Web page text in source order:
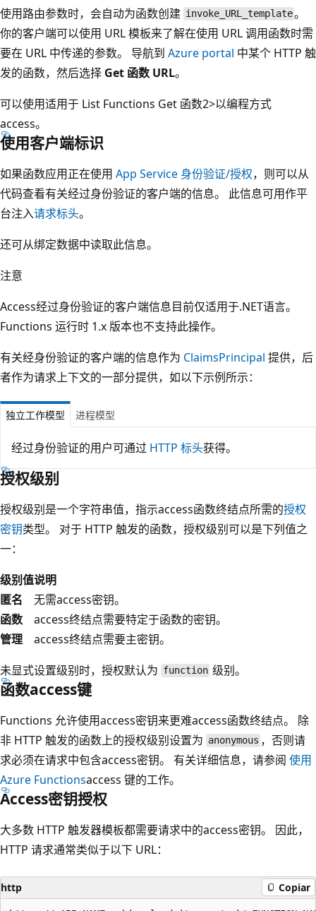
使用路由参数时，会自动为函数创建 invoke_URL_template。
你的客户端可以使用 URL 模板来了解在使用 URL 调用函数时需
要在 URL 中传递的参数。 导航到 Azure portal 中某个 HTTP 触
发的函数，然后选择 Get 函数 URL。
可以使用适用于 List Functions Get 函数2>以编程方式
access。
使用客户端标识
如果函数应用正在使用 App Service 身份验证/授权，则可以从
代码查看有关经过身份验证的客户端的信息。 此信息可用作平
台注入请求标头。
还可从绑定数据中读取此信息。
注意
Access经过身份验证的客户端信息目前仅适用于.NET语言。
Functions 运行时 1.x 版本也不支持此操作。
有关经身份验证的客户端的信息作为 ClaimsPrincipal 提供，后
者作为请求上下文的一部分提供，如以下示例所示：
独立工作模型 进程模型
经过身份验证的用户可通过 HTTP 标头获得。
授权级别
授权级别是一个字符串值，指示access函数终结点所需的授权
密钥类型。 对于 HTTP 触发的函数，授权级别可以是下列值之
一：
级别值说明
匿名
无需access密钥。
函数
access终结点需要特定于函数的密钥。
管理
access终结点需要主密钥。
未显式设置级别时，授权默认为 function 级别。
函数access键
Functions 允许使用access密钥来更难access函数终结点。 除
非 HTTP 触发的函数上的授权级别设置为 anonymous ，否则请
求必须在请求中包含access密钥。 有关详细信息，请参阅 使用
Azure Functionsaccess 键的工作。
Access密钥授权
大多数 HTTP 触发器模板都需要请求中的access密钥。 因此，
HTTP 请求通常类似于以下 URL：
http Copiar